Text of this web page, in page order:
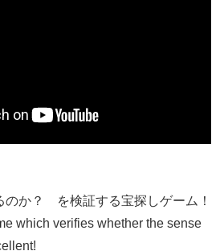
のか？ を検証する宝探しゲーム！
which verifies whether the sense